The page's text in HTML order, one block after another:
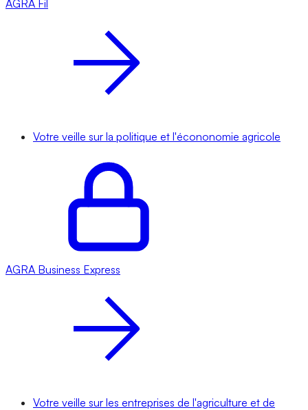
AGRA Fil
Votre veille sur la politique et l'écononomie agricole
AGRA Business Express
Votre veille sur les entreprises de l'agriculture et de